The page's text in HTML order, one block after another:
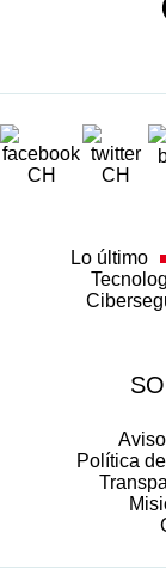
Lo último
Política